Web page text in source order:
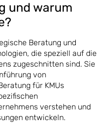
und warum
Beratung und
die speziell auf die
zugeschnitten sind. Sie
von
für KMUs
verstehen und
entwickeln.